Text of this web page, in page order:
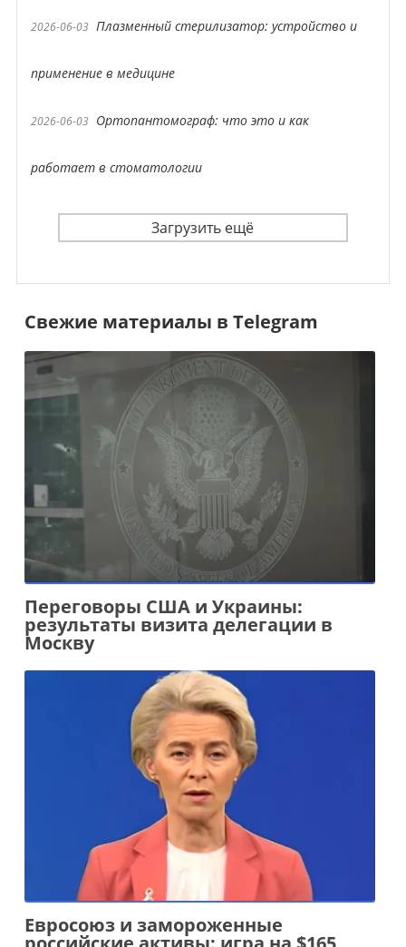
2026-06-03 Плазменный стерилизатор: устройство и
применение в медицине
2026-06-03 Ортопантомограф: что это и как
работает в стоматологии
Загрузить ещё
Свежие материалы в Telegram
Переговоры США и Украины:
результаты визита делегации в
Москву
Евросоюз и замороженные